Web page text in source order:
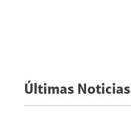
Últimas Noticias